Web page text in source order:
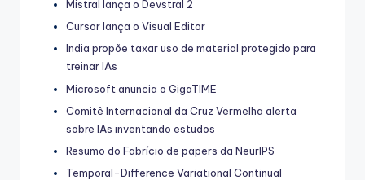
Mistral lança o Devstral 2
Cursor lança o Visual Editor
India propõe taxar uso de material protegido para
treinar IAs
Microsoft anuncia o GigaTIME
Comitê Internacional da Cruz Vermelha alerta
sobre IAs inventando estudos
Resumo do Fabrício de papers da NeurIPS
Temporal-Difference Variational Continual